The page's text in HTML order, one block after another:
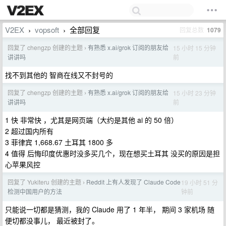
V2EX › vopsoft › 全部回复 回复总数 1079
回复了 chengzp 创建的主题 › 有熟悉 x.ai/grok 订阅的朋友给
讲讲吗
15 小时 15 分钟
前
找不到其他的 智商在线又不封号的
回复了 chengzp 创建的主题 › 有熟悉 x.ai/grok 订阅的朋友给
讲讲吗
15 小时 23 分钟
前
1 快 非常快 ，尤其是网页端（大约是其他 ai 的 50 倍）
2 超过国内所有
3 菲律宾 1,668.67 土耳其 1800 多
4 值得 后悔印度优惠时没多买几个，现在想买土耳其 没买的原因是担
心苹果风控
回复了 Yukiteru 创建的主题 › Reddit 上有人发现了 Claude Code
检测中国用户的方法
19 小时 51 分
钟前
只能说一切都是猜测，我的 Claude 用了 1 年半， 期间 3 家机场 随
便切都没事儿， 最近被封了。